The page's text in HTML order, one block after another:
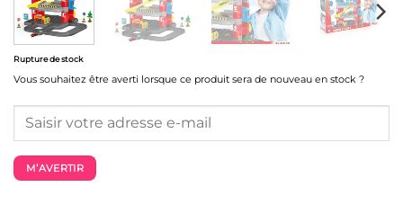
Rupture de stock
Vous souhaitez être averti lorsque ce produit sera de nouveau en stock ?
M’AVERTIR